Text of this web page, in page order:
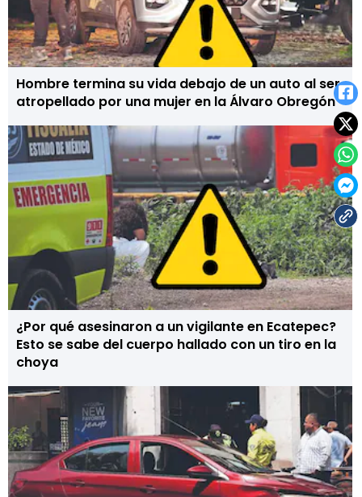
Hombre termina su vida debajo de un auto al ser
atropellado por una mujer en la Álvaro Obregón
¿Por qué asesinaron a un vigilante en Ecatepec?
Esto se sabe del cuerpo hallado con un tiro en la
choya